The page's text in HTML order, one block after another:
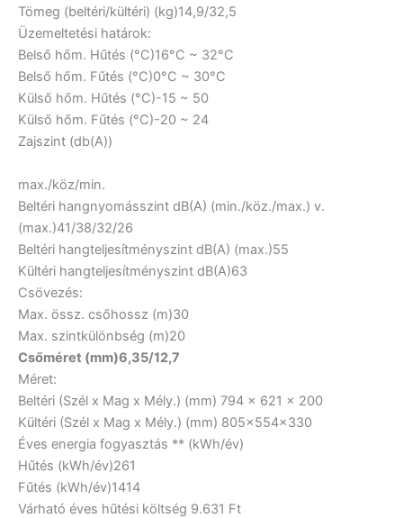
Tömeg (beltéri/kültéri) (kg)14,9/32,5
Üzemeltetési határok:
Belső hőm. Hűtés (°C)16°C ~ 32°C
Belső hőm. Fűtés (°C)0°C ~ 30°C
Külső hőm. Hűtés (°C)-15 ~ 50
Külső hőm. Fűtés (°C)-20 ~ 24
Zajszint (db(A))
max./köz/min.
Beltéri hangnyomásszint dB(A) (min./köz./max.) v.
(max.)41/38/32/26
Beltéri hangteljesítményszint dB(A) (max.)55
Kültéri hangteljesítményszint dB(A)63
Csövezés:
Max. össz. csőhossz (m)30
Max. szintkülönbség (m)20
Csőméret (mm)6,35/12,7
Méret:
Beltéri (Szél x Mag x Mély.) (mm) 794 x 621 x 200
Kültéri (Szél x Mag x Mély.) (mm) 805×554×330
Éves energia fogyasztás ** (kWh/év)
Hűtés (kWh/év)261
Fűtés (kWh/év)1414
Várható éves hűtési költség 9.631 Ft